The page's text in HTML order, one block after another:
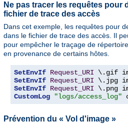
Ne pas tracer les requêtes pour
fichier de trace des accès
Dans cet exemple, les requêtes pour
dans le fichier de trace des accès. Il
pour empêcher le traçage de
en provenance de certains hôtes.
SetEnvIf Request_URI
SetEnvIf Request_URI
SetEnvIf Request_URI
CustomLog
"logs/access_log"
Prévention du « Vol d'image »